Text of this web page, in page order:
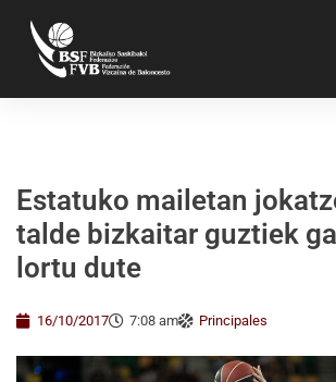
Estatuko mailetan
talde bizkaitar guztiek
lortu dute
16/10/2017 7:08 am Principales